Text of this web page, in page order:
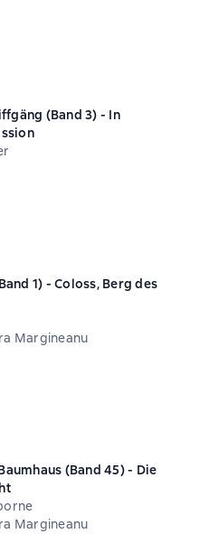
(Band 3) - In
0 на основе 0 оценок
1) - Coloss, Berg des
Margineanu
0 на основе 0 оценок
(Band 45) - Die
Margineanu